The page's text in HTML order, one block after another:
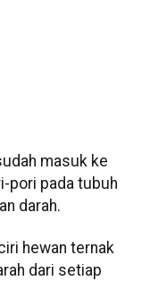
masuk ke
pori pada tubuh
darah.
hewan ternak
dari setiap